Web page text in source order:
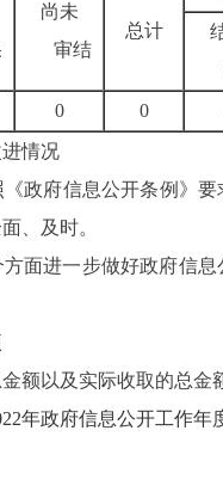
尚未
审结
总计
0 0
情况
政府信息公开条例》
、及时。
面进一步做好政府信
额以及实际收取的总金
年政府信息公开工作年